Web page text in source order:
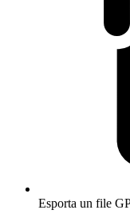
Esporta un file